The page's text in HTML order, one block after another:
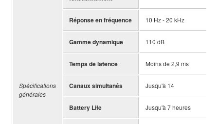
Spécifications
générales
Réponse en fréquence 10 Hz - 20 kHz
Gamme dynamique 110 dB
Temps de latence Moins de 2,9 ms
Canaux simultanés Jusqu'à 14
Battery Life Jusqu'à 7 heures